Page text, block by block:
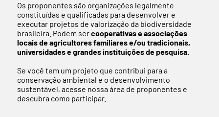
Os proponentes são organizações legalmente
constituídas e qualificadas para desenvolver e
executar projetos de valorização da biodiversidade
brasileira. Podem sercooperativas e associações
locais de agricultores familiares e/ou tradicionais,
universidades e grandes instituições de pesquisa.
Se você tem um projeto que contribui para a
conservação ambiental e o desenvolvimento
sustentável, acesse nossa área de proponentes e
descubra como participar.